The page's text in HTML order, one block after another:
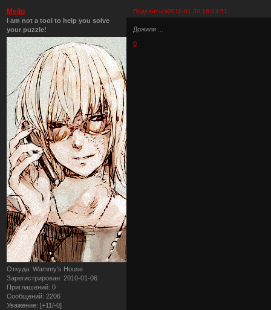
Поделиться2010-01-30 18:03:51
Mello
I am not a tool to help you solve
your puzzle!
Откуда: Wammy's House
Зарегистрирован: 2010-01-06
Приглашений: 0
Сообщений: 2206
Уважение: [+11/-0]
Дожили ...
0